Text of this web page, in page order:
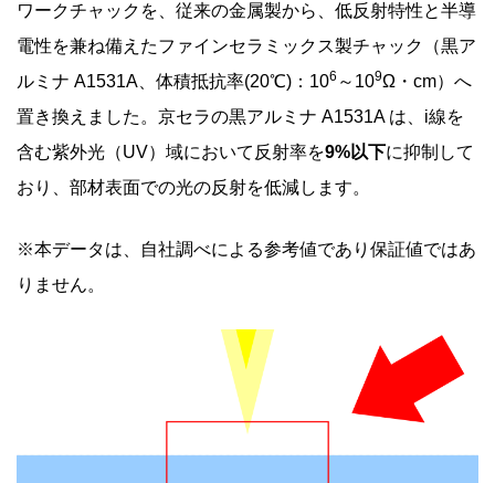
ワークチャックを、従来の金属製から、低反射特性と半導
電性を兼ね備えたファインセラミックス製チャック（黒ア
ルミナ A1531A、体積抵抗率(20℃) ： 106 ～109Ω・ cm）へ
置き換えました。京セラの黒アルミナ A1531A は、i線を
含む紫外光（UV）域において反射率を9%以下に抑制して
おり、部材表面での光の反射を低減します。
※本データは、自社調べによる参考値であり保証値ではあ
りません。